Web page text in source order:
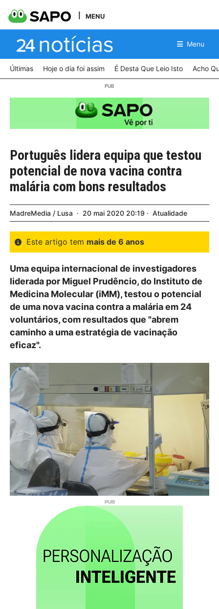
MENU
Menu
Últimas Hoje o dia foi assim É Desta Que Leio Isto Acho
Português lidera equipa que testou
potencial de nova vacina contra
malária com bons resultados
MadreMedia / Lusa 20 mai 2020 20:19 Atualidade
Este artigo tem mais de 6 anos
Uma equipa internacional de investigadores
liderada por Miguel Prudêncio, do Instituto de
Medicina Molecular (iMM), testou o potencial
de uma nova vacina contra a malária em 24
voluntários, com resultados que "abrem
caminho a uma estratégia de vacinação
eficaz".